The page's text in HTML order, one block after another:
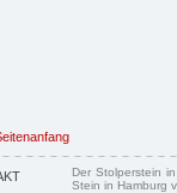
Der Stolperstein
Stein in Hamburg